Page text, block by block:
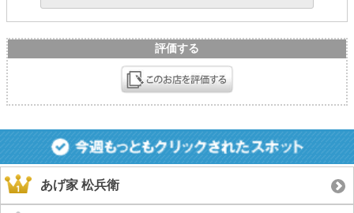
評価する
あげ家 松兵衛